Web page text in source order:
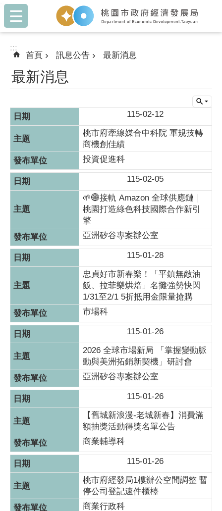
跳到主要內容區塊
:::
:::
首頁 訊息公告 最新消息
最新消息
115-02-12
桃市府牽線媒合中科院 軍規技轉
商機創佳績
投資促進科
115-02-05
🌱🌐接軌 Amazon 全球供應鏈｜
桃園打造綠色科技國際合作新引
擎
亞洲矽谷專案辦公室
115-01-28
忠貞好市新春樂！「平鎮無敵油
飯、拉菲樂烘焙」名攤強勢快閃
1/31至2/1 5折抵用金限量搶購
市場科
115-01-26
2026 全球市場新局 「掌握變動脈
動與美洲拓銷新契機」研討會
亞洲矽谷專案辦公室
115-01-26
【舊城新浪漫-老城新春】消費滿
額抽獎活動得獎名單公告
商業輔導科
115-01-26
桃市府經發局1樓辦公空間調整 暫
停公司登記速件櫃檯
商業行政科